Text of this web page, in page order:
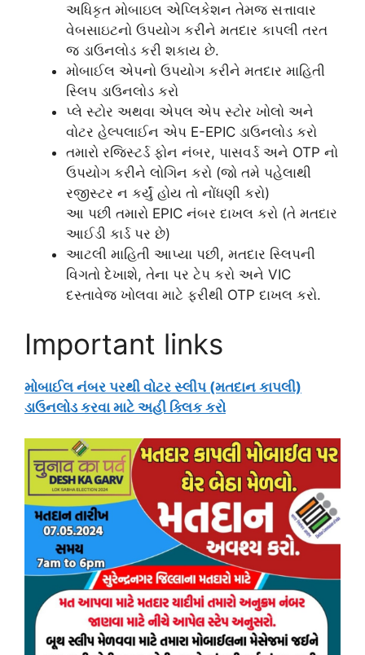
અધિકૃત મોબાઇલ એપ્લિકેશન તેમજ સત્તાવાર
વેબસાઇટનો ઉપયોગ કરીને મતદાર કાપલી તરત
જ ડાઉનલોડ કરી શકાય છે.
મોબાઈલ એપનો ઉપયોગ કરીને મતદાર માહિતી
સ્લિપ ડાઉનલોડ કરો
પ્લે સ્ટોર અથવા એપલ એપ સ્ટોર ખોલો અને
વોટર હેલ્પલાઈન એપ E-EPIC ડાઉનલોડ કરો
તમારો રજિસ્ટર્ડ ફોન નંબર, પાસવર્ડ અને OTP નો
ઉપયોગ કરીને લોગિન કરો (જો તમે પહેલાથી
રજીસ્ટર ન કર્યું હોય તો નોંધણી કરો)
આ પછી તમારો EPIC નંબર દાખલ કરો (તે મતદાર
આઈડી કાર્ડ પર છે)
આટલી માહિતી આપ્યા પછી, મતદાર સ્લિપની
વિગતો દેખાશે, તેના પર ટેપ કરો અને VIC
દસ્તાવેજ ખોલવા માટે ફરીથી OTP દાખલ કરો.
Important links
મોબાઈલ નંબર પરથી વોટર સ્લીપ (મતદાન કાપલી)
ડાઉનલોડ કરવા માટે અહી ક્લિક કરો